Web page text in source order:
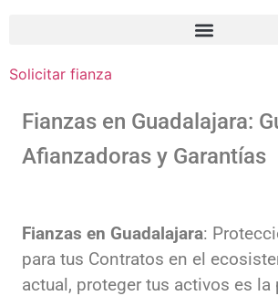
Solicitar fianza
Fianzas en Guadalajara:
Afianzadoras y Garantías
Fianzas en Guadalajara:
para tus Contratos en el
actual, proteger tus activos es la